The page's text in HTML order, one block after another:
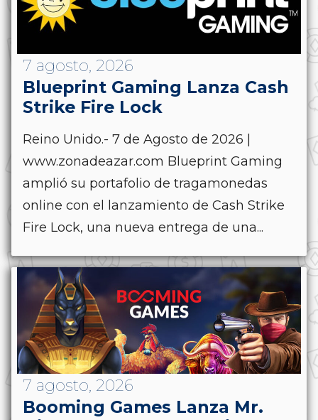
7 agosto, 2026
Blueprint Gaming Lanza Cash
Strike Fire Lock
Reino Unido.- 7 de Agosto de 2026 |
www.zonadeazar.com Blueprint Gaming
amplió su portafolio de tragamonedas
online con el lanzamiento de Cash Strike
Fire Lock, una nueva entrega de una...
7 agosto, 2026
Booming Games Lanza Mr.